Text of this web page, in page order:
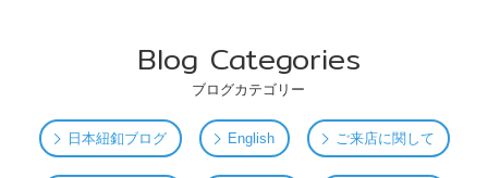
Blog Categories
ブログカテゴリー
日本紐釦ブログ English ご来店に関して